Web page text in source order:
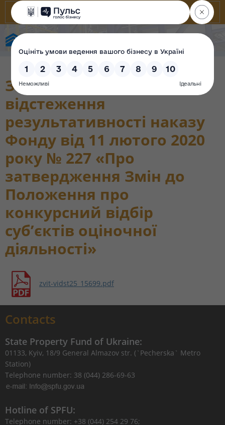
Звіт про базове
відстеження
результативності наказу
Фонду від 11 лютого 2020
року № 227 «Про
затвердження Змін до
Положення про
конкурсний відбір
суб’єктів оціночної
діяльності»
zvit-vidst25_15699.pdf
Contacts
State Property Fund of Ukraine:
01133, Kyiv, 18/9 General Almazov str. (`Pecherska` Metro
Station)
Telephone number: 38 (044) 286-69-63
Hotline of SPFU:
Telephone number: +38 (044) 254 29 76;